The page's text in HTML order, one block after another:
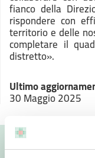
fianco della
rispondere con
territorio e delle
completare il
distretto».
Ultimo
30 Maggio 2025